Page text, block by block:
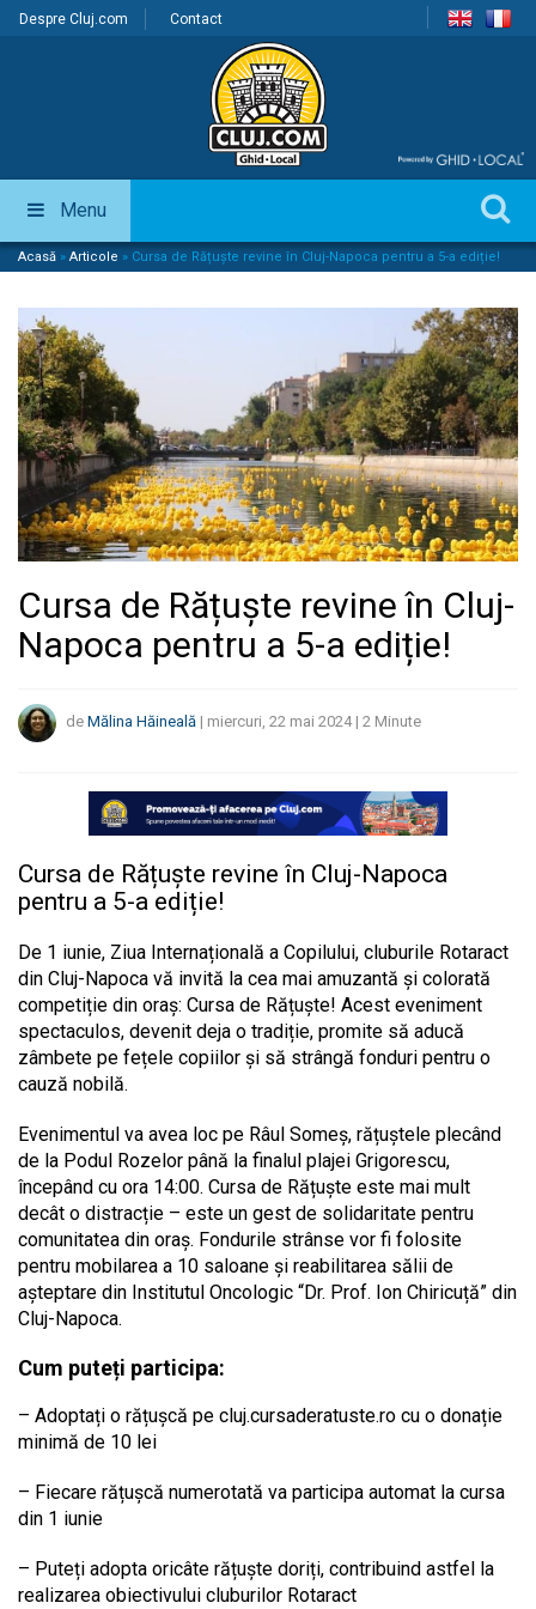
Despre Cluj.com Contact
Menu
Acasă » Articole » Cursa de Rățuște revine în Cluj-Napoca pentru a 5-a ediție!
Cursa de Rățuște revine în Cluj-
Napoca pentru a 5-a ediție!
de Mălina Hăineală | miercuri, 22 mai 2024| 2 Minute
Cursa de Rățuște revine în Cluj-Napoca
pentru a 5-a ediție!
De 1 iunie, Ziua Internațională a Copilului, cluburile Rotaract
din Cluj-Napoca vă invită la cea mai amuzantă și colorată
competiție din oraș: Cursa de Rățuște! Acest eveniment
spectaculos, devenit deja o tradiție, promite să aducă
zâmbete pe fețele copiilor și să strângă fonduri pentru o
cauză nobilă.
Evenimentul va avea loc pe Râul Someș, rățuștele plecând
de la Podul Rozelor până la finalul plajei Grigorescu,
începând cu ora 14:00. Cursa de Rățuște este mai mult
decât o distracție – este un gest de solidaritate pentru
comunitatea din oraș. Fondurile strânse vor fi folosite
pentru mobilarea a 10 saloane și reabilitarea sălii de
așteptare din Institutul Oncologic “Dr. Prof. Ion Chiricuță” din
Cluj-Napoca.
Cum puteți participa:
– Adoptați o rățușcă pe cluj.cursaderatuste.ro cu o donație
minimă de 10 lei
– Fiecare rățușcă numerotată va participa automat la cursa
din 1 iunie
– Puteți adopta oricâte rățuște doriți, contribuind astfel la
realizarea obiectivului cluburilor Rotaract